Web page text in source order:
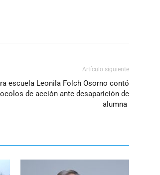
Artículo siguiente
escuela Leonila Folch Osorno contó
de acción ante desaparición de
alumna